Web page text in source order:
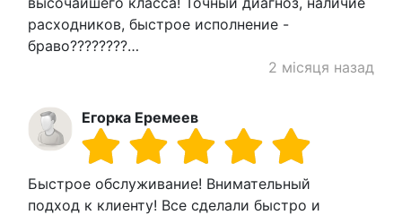
расходников, быстрое исполнение -
браво????????…
2 місяця назад
Егорка Еремеев
Быстрое обслуживание! Внимательный
подход к клиенту! Все сделали быстро и